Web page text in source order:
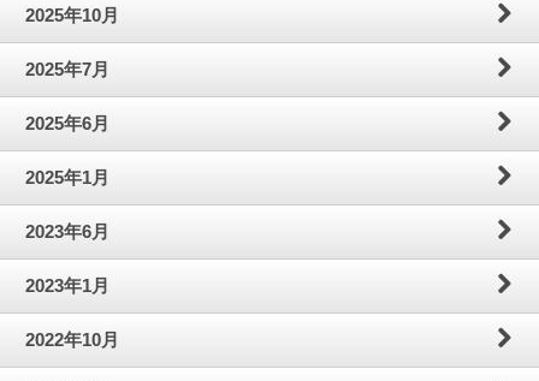
2025年10月
2025年7月
2025年6月
2025年1月
2023年6月
2023年1月
2022年10月